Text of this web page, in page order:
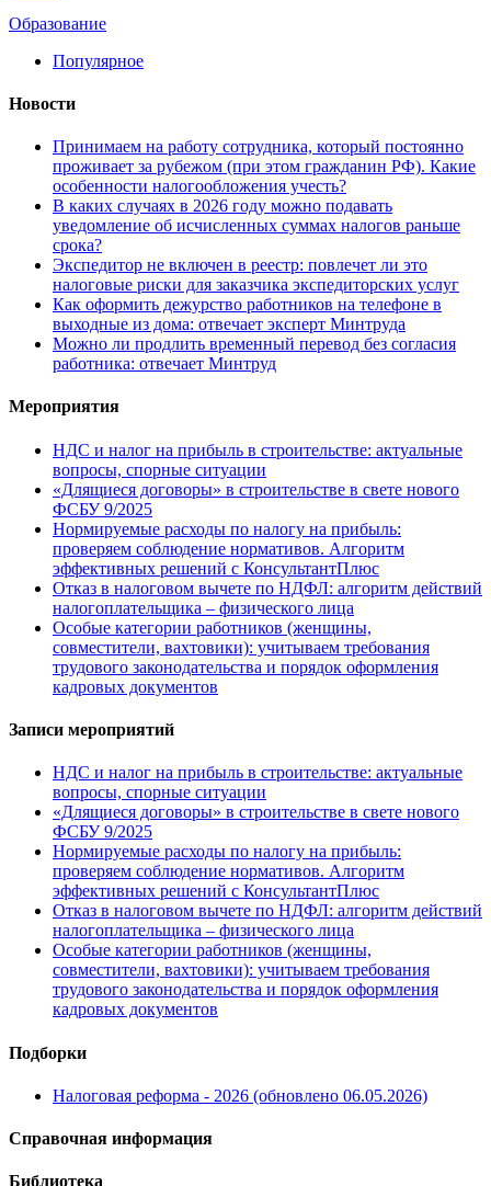
Образование
Популярное
Новости
Принимаем на работу сотрудника, который постоянно
проживает за рубежом (при этом гражданин РФ). Какие
особенности налогообложения учесть?
В каких случаях в 2026 году можно подавать
уведомление об исчисленных суммах налогов раньше
срока?
Экспедитор не включен в реестр: повлечет ли это
налоговые риски для заказчика экспедиторских услуг
Как оформить дежурство работников на телефоне в
выходные из дома: отвечает эксперт Минтруда
Можно ли продлить временный перевод без согласия
работника: отвечает Минтруд
Мероприятия
НДС и налог на прибыль в строительстве: актуальные
вопросы, спорные ситуации
«Длящиеся договоры» в строительстве в свете нового
ФСБУ 9/2025
Нормируемые расходы по налогу на прибыль:
проверяем соблюдение нормативов. Алгоритм
эффективных решений с КонсультантПлюс
Отказ в налоговом вычете по НДФЛ: алгоритм действий
налогоплательщика – физического лица
Особые категории работников (женщины,
совместители, вахтовики): учитываем требования
трудового законодательства и порядок оформления
кадровых документов
Записи мероприятий
НДС и налог на прибыль в строительстве: актуальные
вопросы, спорные ситуации
«Длящиеся договоры» в строительстве в свете нового
ФСБУ 9/2025
Нормируемые расходы по налогу на прибыль:
проверяем соблюдение нормативов. Алгоритм
эффективных решений с КонсультантПлюс
Отказ в налоговом вычете по НДФЛ: алгоритм действий
налогоплательщика – физического лица
Особые категории работников (женщины,
совместители, вахтовики): учитываем требования
трудового законодательства и порядок оформления
кадровых документов
Подборки
Налоговая реформа - 2026 (обновлено 06.05.2026)
Справочная информация
Библиотека